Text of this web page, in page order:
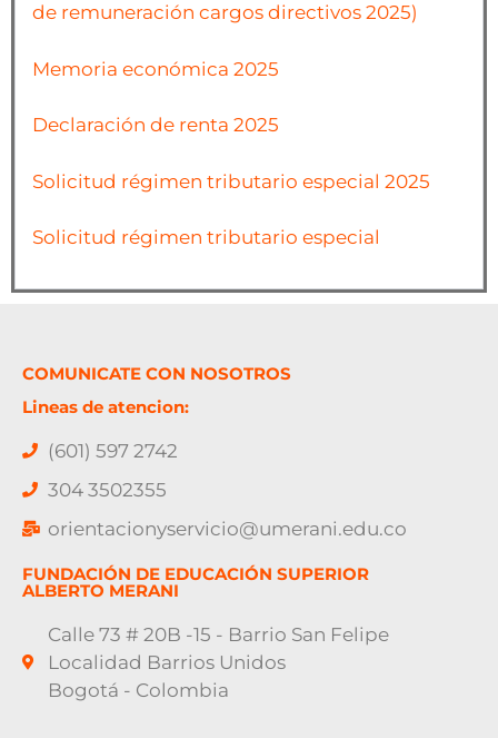
de remuneración cargos directivos 2025)
Memoria económica 2025
Declaración de renta 2025
Solicitud régimen tributario especial 2025
Solicitud régimen tributario especial
COMUNICATE CON NOSOTROS
Lineas de atencion:
(601) 597 2742
304 3502355
orientacionyservicio@umerani.edu.co
FUNDACIÓN DE EDUCACIÓN SUPERIOR
ALBERTO MERANI
Calle 73 # 20B -15 - Barrio San Felipe
Localidad Barrios Unidos
Bogotá - Colombia